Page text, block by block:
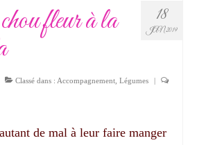
18
JAN 2019
fleur à la
Classé dans : Accompagnement Légumes |
de mal à leur faire manger